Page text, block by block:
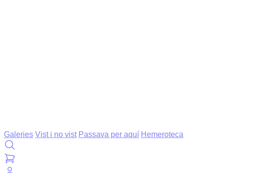
Galeries Vist i no vist Passava per aquí Hemeroteca